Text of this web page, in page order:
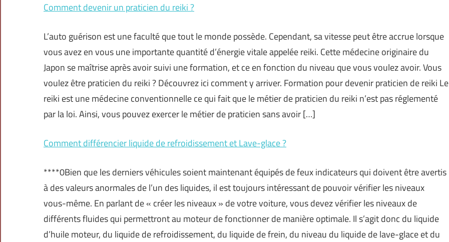
Comment devenir un praticien du reiki ?
L’auto guérison est une faculté que tout le monde possède. Cependant, sa vitesse peut être accrue lorsque
vous avez en vous une importante quantité d’énergie vitale appelée reiki. Cette médecine originaire du
Japon se maîtrise après avoir suivi une formation, et ce en fonction du niveau que vous voulez avoir. Vous
voulez être praticien du reiki ? Découvrez ici comment y arriver. Formation pour devenir praticien de reiki Le
reiki est une médecine conventionnelle ce qui fait que le métier de praticien du reiki n’est pas réglementé
par la loi. Ainsi, vous pouvez exercer le métier de praticien sans avoir […]
Comment différencier liquide de refroidissement et Lave-glace ?
****0Bien que les derniers véhicules soient maintenant équipés de feux indicateurs qui doivent être avertis
à des valeurs anormales de l’un des liquides, il est toujours intéressant de pouvoir vérifier les niveaux
vous-même. En parlant de « créer les niveaux » de votre voiture, vous devez vérifier les niveaux de
différents fluides qui permettront au moteur de fonctionner de manière optimale. Il s’agit donc du liquide
d’huile moteur, du liquide de refroidissement, du liquide de frein, du niveau du liquide de lave-glace et du